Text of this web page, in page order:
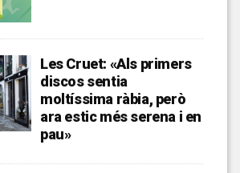
Les Cruet: «Als primers
discos sentia
moltíssima ràbia, però
ara estic més serena i en
pau»